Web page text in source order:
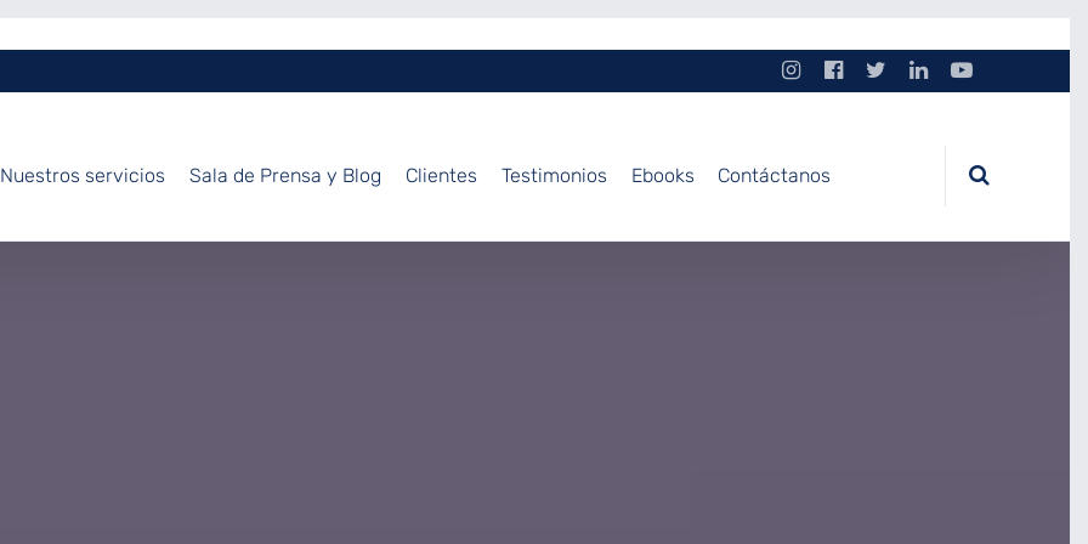
Nuestros servicios Sala de Prensa y Blog Clientes Testimonios Ebooks Contáctanos